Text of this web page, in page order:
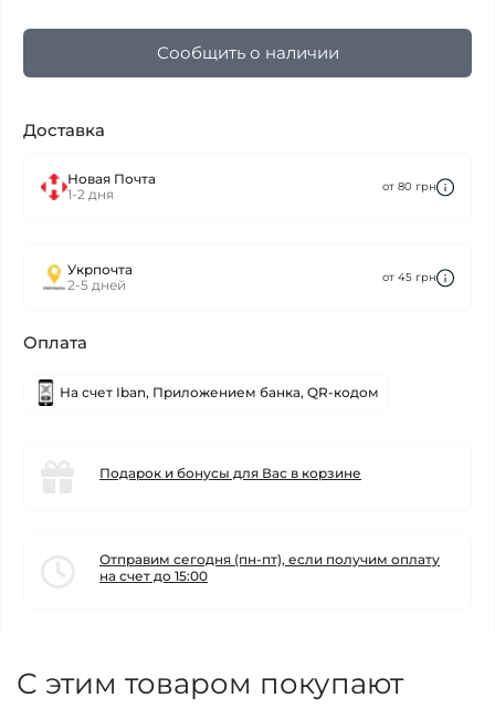
Сообщить о наличии
Доставка
Новая Почта
1-2 дня
от 80 грн
Укрпочта
2-5 дней
от 45 грн
Оплата
На счет Iban, Приложением банка, QR-кодом
Подарок и бонусы для Вас в корзине
Отправим сегодня (пн-пт), если получим оплату
на счет до 15:00
С этим товаром покупают